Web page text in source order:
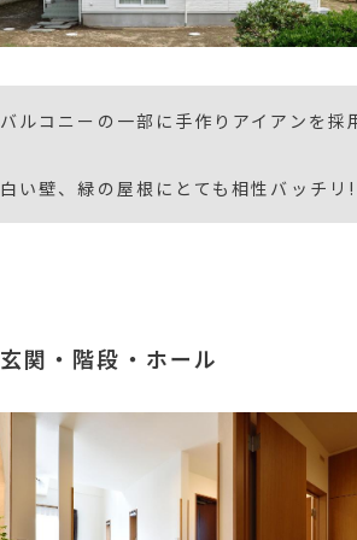
バルコニーの一部に手作りアイアンを採
白い壁、緑の屋根にとても相性バッチリ
玄関・階段・ホール